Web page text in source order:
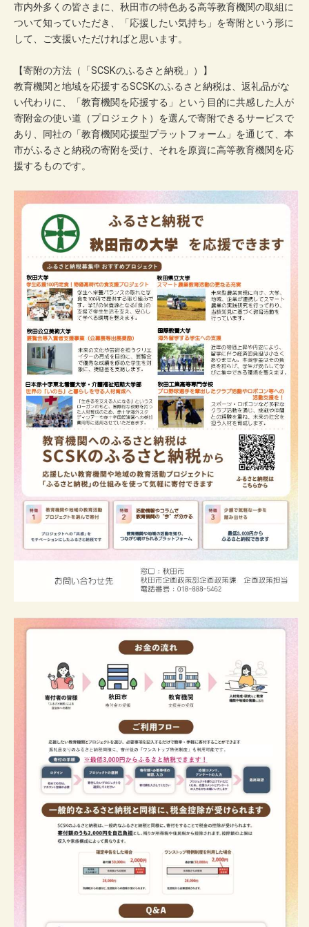
市内外多くの皆さまに、秋田市の特色ある高等教育機関の取組に
ついて知っていただき、「応援したい気持ち」を寄附という形に
して、ご支援いただければと思います。
【寄附の方法（「SCSKのふるさと納税」）】
教育機関と地域を応援するSCSKのふるさと納税は、返礼品がな
い代わりに、「教育機関を応援する」という目的に共感した人が
寄附金の使い道（プロジェクト）を選んで寄附できるサービスで
あり、同社の「教育機関応援型プラットフォーム」を通じて、本
市がふるさと納税の寄附を受け、それを原資に高等教育機関を応
援するものです。